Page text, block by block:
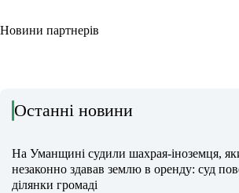
Новини партнерів
Останні новини
На Уманщині судили шахрая-іноземця,
незаконно здавав землю в оренду: суд
ділянки громаді